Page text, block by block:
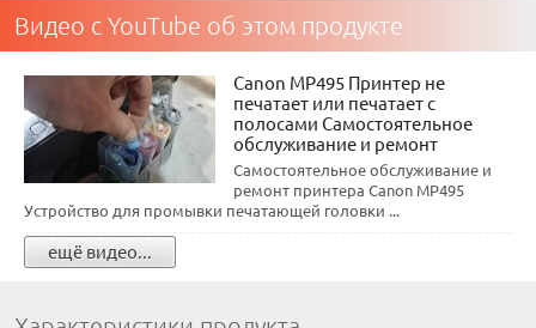
Видео с YouTube об этом продукте
Canon MP495 Принтер не
печатает или печатает с
полосами Самостоятельное
обслуживание и ремонт
Самостоятельное обслуживание и
ремонт принтера Canon MP495
Устройство для промывки печатающей головки ...
ещё видео...